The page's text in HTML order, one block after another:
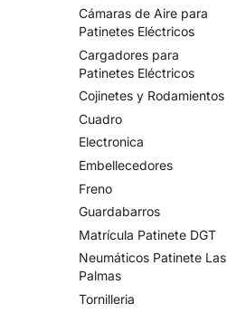
Cámaras de Aire para
Patinetes Eléctricos
Cargadores para
Patinetes Eléctricos
Cojinetes y Rodamientos
Cuadro
Electronica
Embellecedores
Freno
Guardabarros
Matrícula Patinete DGT
Neumáticos Patinete Las
Palmas
Tornilleria